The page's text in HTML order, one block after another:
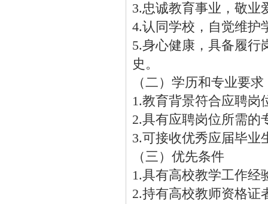
3.忠诚教育事业，敬业
4.认同学校，自觉维护
5.身心健康，具备履行
史。
（二）学历和专业要求
1.教育背景符合应聘岗
2.具有应聘岗位所需的
3.可接收优秀应届毕业
（三）优先条件
1.具有高校教学工作经
2.持有高校教师资格证